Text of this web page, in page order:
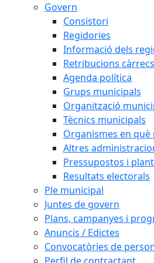
Govern
Consistori
Regidories
Informació dels
Retribucions
Agenda política
Grups municipals
Organització
Tècnics municipals
Organismes en què
Altres
Pressupostos i
Resultats electorals
Ple municipal
Juntes de govern
Plans, campanyes i
Anuncis / Edictes
Convocatòries de